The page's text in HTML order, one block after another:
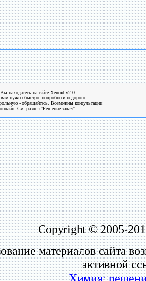
Вы находитесь на сайте Xenoid v2.0:
вам нужно быстро, подробно и недорого
- обращайтесь. Возможны консультации
онлайн. См. раздел "Решение задач".
Copyright © 2005-
материалов сайта
активной
Химия: